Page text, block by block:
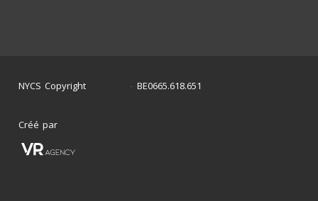
NYCS Copyright - BE0665.618.651
Créé par